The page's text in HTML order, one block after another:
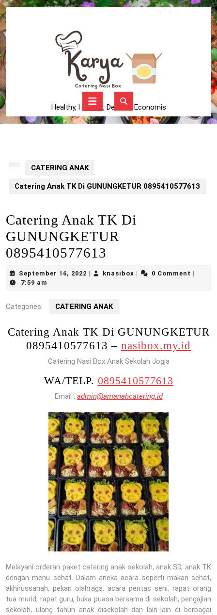
Skip
to
content
Healthy, Higienis, Delicius, Economis
Button
CATERING ANAK
Catering Anak TK Di GUNUNGKETUR 0895410577613
Catering Anak TK Di
GUNUNGKETUR
0895410577613
September 16, 2022 September
knasibox knasibox0 Comment
7:59 am
Categories: CATERING ANAK
Catering Anak TK Di GUNUNGKETUR
0895410577613 – nasibox.my.id
Catering Nasi Box Anak Sekolah Jogja
WA/TELP. 0895410577613
Email : admin@amanahcatering.id
Melayani orderan paket catering anak sekolah, anak SD, anak TK
dengan menu sehat. Dalam aneka acara seperti makan sehat,
akhirussanah, pekan olahraga, acara pentas seni, rapat orang
tua murid, rapat guru, buka puasa bersama di sekolah, pengajian
sekolah, ulang tahun anak disekolah dan lain-lain di berbagai